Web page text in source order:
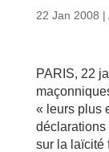
22 Jan 2008 |
PARIS, 22
« leurs plus
sur la laïcité